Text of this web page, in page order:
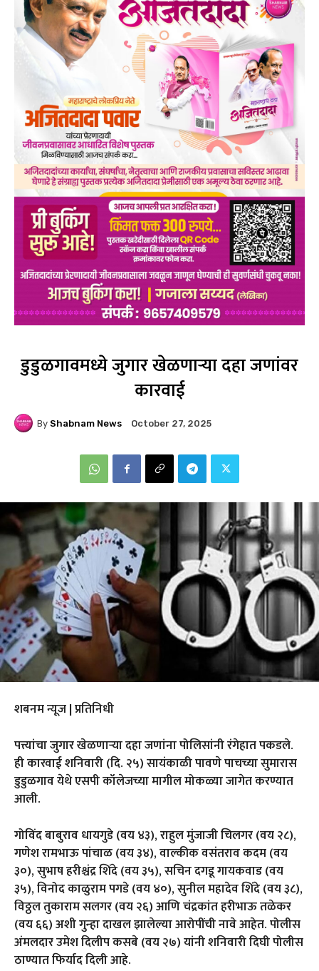
डुडुळगावमध्ये जुगार खेळणाऱ्या दहा जणांवर
कारवाई
By Shabnam News October 27, 2025
शबनम न्यूज | प्रतिनिधी
पत्त्यांचा जुगार खेळणाऱ्या दहा जणांना पोलिसांनी रंगेहात पकडले.
ही कारवाई शनिवारी (दि. २५) सायंकाळी पावणे पाचच्या सुमारास
डुडुळगाव येथे एसपी कॉलेजच्या मागील मोकळ्या जागेत करण्यात
आली.
गोविंद बाबुराव धायगुडे (वय ४३), राहुल मुंजाजी चिलगर (वय २८),
गणेश रामभाऊ पांचाळ (वय ३४), वाल्कीक वसंतराव कदम (वय
३०), सुभाष हरीश्चंद्र शिंदे (वय ३५), सचिन दगडू गायकवाड (वय
३५), विनोद काळुराम पगडे (वय ४०), सुनील महादेव शिंदे (वय ३८),
विठ्ठल तुकाराम सलगर (वय २६) आणि चंद्रकांत हरीभाऊ तळेकर
(वय ६६) अशी गुन्हा दाखल झालेल्या आरोपींची नावे आहेत. पोलीस
अंमलदार उमेश दिलीप कसबे (वय २७) यांनी शनिवारी दिघी पोलीस
ठाण्यात फिर्याद दिली आहे.